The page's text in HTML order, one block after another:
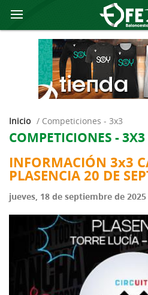
Inicio / competiciones - 3x3
COMPETICIONES - 3X3
INFORMACIÓN 3x3
PLASENCIA 20 DE
jueves, 18 de septiembre de 2025